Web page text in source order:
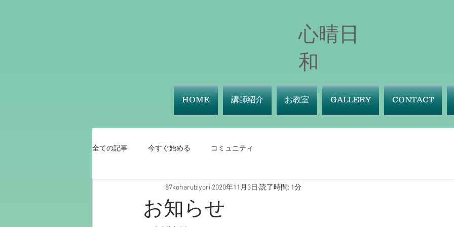
心晴日
和
HOME 講師紹介 お教室 GALLERY CONTACT
全ての記事 今すぐ始める コミュニティ
お知らせ
87koharubiyori 2020年11月3日 読了時間: 1分